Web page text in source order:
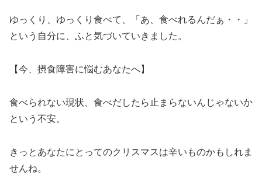
ゆっくり、ゆっくり食べて、「あ、食べれるんだぁ・・」
という自分に、ふと気づいていきました。
【今、摂食障害に悩むあなたへ】
食べられない現状、食べだしたら止まらないんじゃないか
という不安。
きっとあなたにとってのクリスマスは辛いものかもしれま
せんね。